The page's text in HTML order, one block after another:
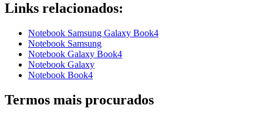
Links relacionados:
Notebook Samsung Galaxy Book4
Notebook Samsung
Notebook Galaxy Book4
Notebook Galaxy
Notebook Book4
Termos mais procurados